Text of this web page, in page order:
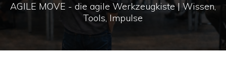
AGILE MOVE - die agile Werkzeugkiste | Wissen,
Tools, Impulse